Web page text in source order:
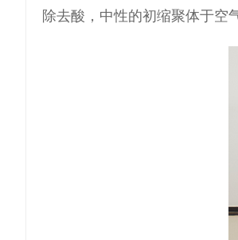
除去酸，中性的初缩聚体于空